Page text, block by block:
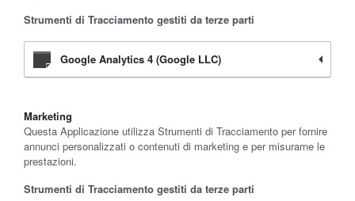
Strumenti di Tracciamento gestiti da terze parti
Google Analytics 4 (Google LLC)
Marketing
Questa Applicazione utilizza Strumenti di Tracciamento per fornire
annunci personalizzati o contenuti di marketing e per misurarne le
prestazioni.
Strumenti di Tracciamento gestiti da terze parti